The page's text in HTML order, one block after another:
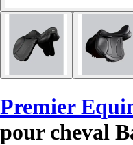
Premier
pour cheval